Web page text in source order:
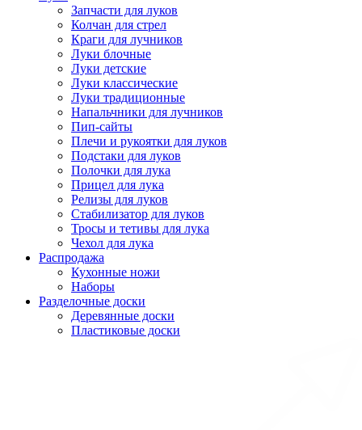
Запчасти для луков
Колчан для стрел
Краги для лучников
Луки блочные
Луки детские
Луки классические
Луки традиционные
Напальчники для лучников
Пип-сайты
Плечи и рукоятки для луков
Подстаки для луков
Полочки для лука
Прицел для лука
Релизы для луков
Стабилизатор для луков
Тросы и тетивы для лука
Чехол для лука
Распродажа
Кухонные ножи
Наборы
Разделочные доски
Деревянные доски
Пластиковые доски